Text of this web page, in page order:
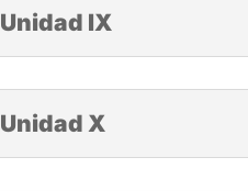
Unidad IX
Unidad X